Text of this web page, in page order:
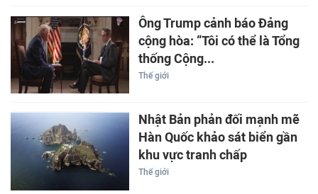
Ông Trump cảnh báo Đảng
cộng hòa: “Tôi có thể là Tổng
thống Cộng...
Thế giới
Nhật Bản phản đối mạnh mẽ
Hàn Quốc khảo sát biển gần
khu vực tranh chấp
Thế giới